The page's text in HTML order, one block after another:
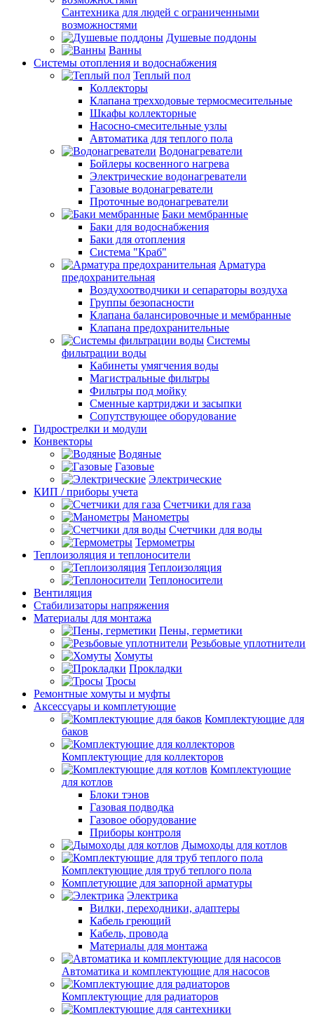
Сантехника для людей с ограниченными
возможностями
Душевые поддоны
Ванны
Системы отопления и водоснабжения
Теплый пол
Коллекторы
Клапана трехходовые термосмесительные
Шкафы коллекторные
Насосно-смесительные узлы
Автоматика для теплого пола
Водонагреватели
Бойлеры косвенного нагрева
Электрические водонагреватели
Газовые водонагреватели
Проточные водонагреватели
Баки мембранные
Баки для водоснабжения
Баки для отопления
Система "Краб"
Арматура
предохранительная
Воздухоотводчики и сепараторы воздуха
Группы безопасности
Клапана балансировочные и мембранные
Клапана предохранительные
Системы
фильтрации воды
Кабинеты умягчения воды
Магистральные фильтры
Фильтры под мойку
Сменные картриджи и засыпки
Сопутствующее оборудование
Гидрострелки и модули
Конвекторы
Водяные
Газовые
Электрические
КИП / приборы учета
Счетчики для газа
Манометры
Счетчики для воды
Термометры
Теплоизоляция и теплоносители
Теплоизоляция
Теплоносители
Вентиляция
Стабилизаторы напряжения
Материалы для монтажа
Пены, герметики
Резьбовые уплотнители
Хомуты
Прокладки
Тросы
Ремонтные хомуты и муфты
Аксессуары и комплетующие
Комплектующие для
баков
Комплектующие для коллекторов
Комплектующие
для котлов
Блоки тэнов
Газовая подводка
Газовое оборудование
Приборы контроля
Дымоходы для котлов
Комплектующие для труб теплого пола
Комплетующие для запорной арматуры
Электрика
Вилки, переходники, адаптеры
Кабель греющий
Кабель, провода
Материалы для монтажа
Автоматика и комплектующие для насосов
Комплектующие для радиаторов